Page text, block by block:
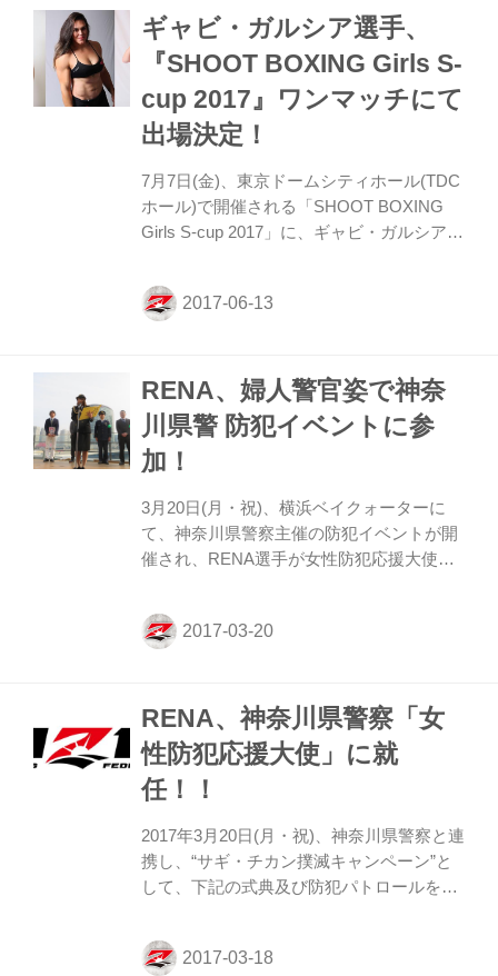
下めぐみ。 ギャビが入場すると会場からは
どよめきが起きる。体格で上回るギャビが
開始早々から強打を次々とヒットさせる。
１ラウンド序盤、藪下が倒れたところにギ
ャビの蹴りがたまたま入ってしまうという
アクシデントが起こる。そのままうずくま
る藪下。ここで試合がストップされ...
ギャビ・ガルシア選手、
『SHOOT BOXING Girls S-
cup 2017』ワンマッチにて
出場決定！
7月7日(金)、東京ドームシティホール(TDC
ホール)で開催される「SHOOT BOXING
Girls S-cup 2017」に、ギャビ・ガルシア選
た、RIZINに参戦経験のあるイリアーナ・
ヴァレンティーノ選手、ハンナ・タイソン
ド RENA vs. イリアーナ・ヴァレンティー
ノ（50.0kg契約） MIO vs. ハンナ・タイソ
ン（48.0kg契約） 大会概要 【大会タイト
ル】SHOOT BOXING Girls S-cup 2017
RENA、婦人警官姿で神奈
川県警 防犯イベントに参
加！
3月20日(月・祝)、横浜ベイクォーターに
て、神奈川県警察主催の防犯イベントが開
催され、RENA選手が女性防犯応援大使と
RENA選手に女性防犯応援大使の委嘱状が
授与され、「振り込め詐欺やチカンなど、
カンは絶対に許しません。」とアピールし
た。その後、イベント会場の横浜ベイクォ
ーターから横浜駅へ防犯パトロールへ向か
い、振り込め詐欺・チカンの防犯アピール
る「RIZIN 2017 in YOKOHAMA - SAKURA
- 」の意気込みと...
RENA、神奈川県警察「女
性防犯応援大使」に就
任！！
2017年3月20日(月・祝)、神奈川県警察と連
携し、“サギ・チカン撲滅キャンペーン”と
して、下記の式典及び防犯パトロールを実
て、RENA選手が「女性防犯応援大使」に
就任することが決定しました！ 当日は